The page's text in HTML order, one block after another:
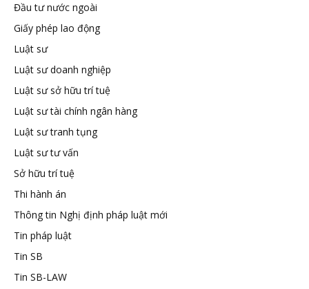
tuệ
Đầu tư nước ngoài
Giấy phép lao động
Luật sư
Luật sư doanh nghiệp
Luật sư sở hữu trí tuệ
Luật sư tài chính ngân hàng
Luật sư tranh tụng
Luật sư tư vấn
Sở hữu trí tuệ
Thi hành án
Thông tin Nghị định pháp luật mới
Tin pháp luật
Tin SB
Tin SB-LAW